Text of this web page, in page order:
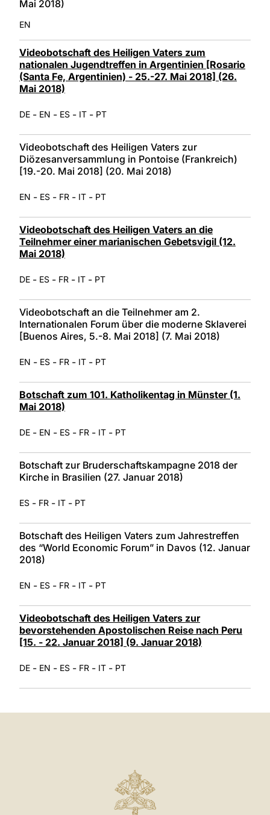
Mai 2018)
EN
Videobotschaft des Heiligen Vaters zum
nationalen Jugendtreffen in Argentinien [Rosario
(Santa Fe, Argentinien) - 25.-27. Mai 2018] (26.
Mai 2018)
DE - EN - ES - IT - PT
Videobotschaft des Heiligen Vaters zur
Diözesanversammlung in Pontoise (Frankreich)
[19.-20. Mai 2018] (20. Mai 2018)
EN - ES - FR - IT - PT
Videobotschaft des Heiligen Vaters an die
Teilnehmer einer marianischen Gebetsvigil (12.
Mai 2018)
DE - ES - FR - IT - PT
Videobotschaft an die Teilnehmer am 2.
Internationalen Forum über die moderne Sklaverei
[Buenos Aires, 5.-8. Mai 2018] (7. Mai 2018)
EN - ES - FR - IT - PT
Botschaft zum 101. Katholikentag in Münster (1.
Mai 2018)
DE - EN - ES - FR - IT - PT
Botschaft zur Bruderschaftskampagne 2018 der
Kirche in Brasilien (27. Januar 2018)
ES - FR - IT - PT
Botschaft des Heiligen Vaters zum Jahrestreffen
des “World Economic Forum” in Davos (12. Januar
2018)
EN - ES - FR - IT - PT
Videobotschaft des Heiligen Vaters zur
bevorstehenden Apostolischen Reise nach Peru
[15. - 22. Januar 2018] (9. Januar 2018)
DE - EN - ES - FR - IT - PT